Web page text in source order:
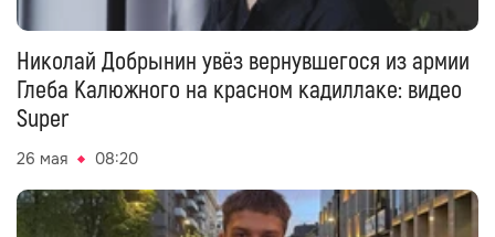
Николай Добрынин увёз вернувшегося из армии
Глеба Калюжного на красном кадиллаке: видео
Super
26 мая 08:20